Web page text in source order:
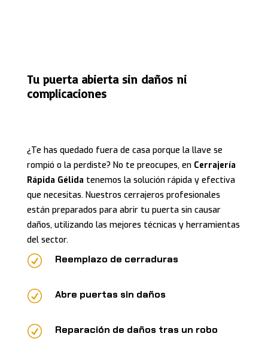
Tu puerta abierta sin daños ni
complicaciones
¿Te has quedado fuera de casa porque la llave se
rompió o la perdiste? No te preocupes, en Cerrajería
Rápida Gélida tenemos la solución rápida y efectiva
que necesitas. Nuestros cerrajeros profesionales
están preparados para abrir tu puerta sin causar
daños, utilizando las mejores técnicas y herramientas
del sector.
R Reemplazo de cerraduras
R Abre puertas sin daños
R Reparación de daños tras un robo